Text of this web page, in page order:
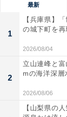
最新
1
【兵庫県】
の城下町を
2026/08/04
2
立山連峰と
mの海洋深層
2026/08/06
【山梨県の